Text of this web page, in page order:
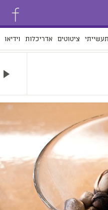
ציטוטים אדריכלות וידיאו